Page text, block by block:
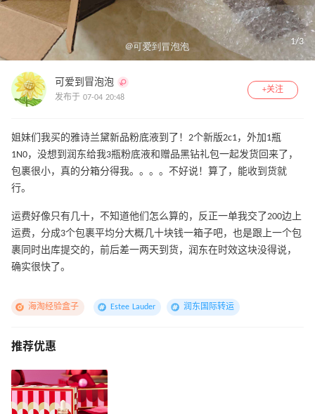
1/3
可爱到冒泡泡
发布于 07-04 20:48
+关注
姐妹们我买的雅诗兰黛新品粉底液到了！2个新版2c1，外加1瓶
1N0，没想到润东给我3瓶粉底液和赠品黑钻礼包一起发货回来了，
包裹很小，真的分箱分得我。。。。不好说！算了，能收到货就
行。
运费好像只有几十，不知道他们怎么算的，反正一单我交了200边上
运费，分成3个包裹平均分大概几十块钱一箱子吧，也是跟上一个包
裹同时出库提交的，前后差一两天到货，润东在时效这块没得说，
确实很快了。
海淘经验盒子 Estee Lauder 润东国际转运
推荐优惠